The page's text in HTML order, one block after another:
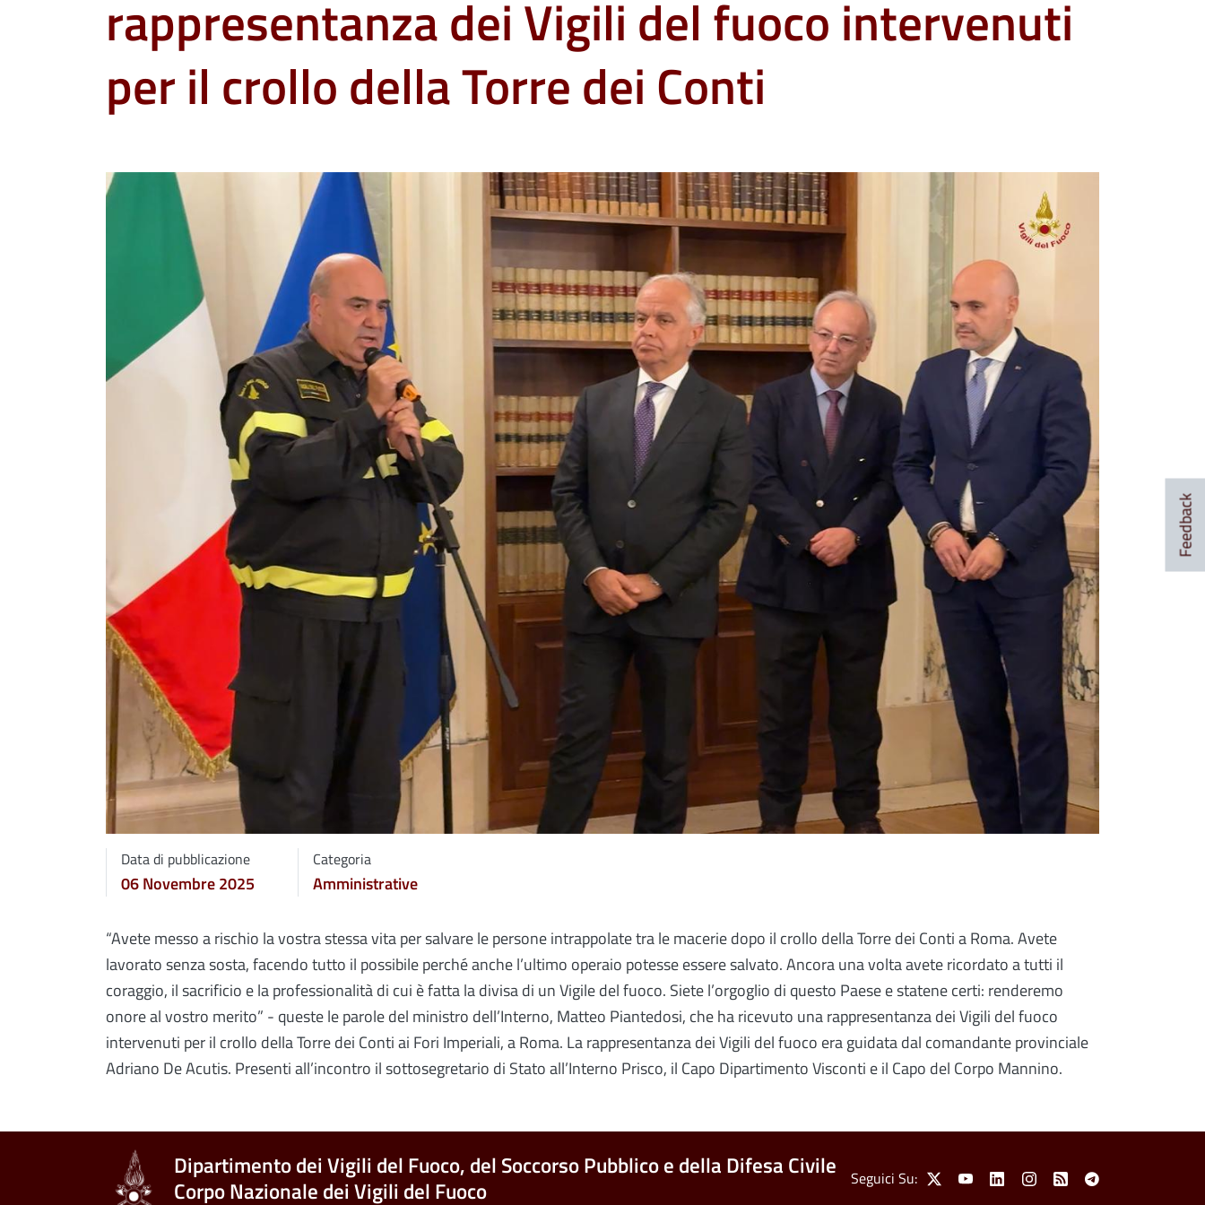
rappresentanza dei Vigili del fuoco intervenuti
per il crollo della Torre dei Conti
Data di pubblicazione
06 Novembre 2025
Categoria
Amministrative
“Avete messo a rischio la vostra stessa vita per salvare le persone intrappolate tra le macerie dopo il crollo della Torre dei Conti a Roma. Avete
lavorato senza sosta, facendo tutto il possibile perché anche l’ultimo operaio potesse essere salvato. Ancora una volta avete ricordato a tutti il
coraggio, il sacrificio e la professionalità di cui è fatta la divisa di un Vigile del fuoco. Siete l’orgoglio di questo Paese e statene certi: renderemo
onore al vostro merito” - queste le parole del ministro dell’Interno, Matteo Piantedosi, che ha ricevuto una rappresentanza dei Vigili del fuoco
intervenuti per il crollo della Torre dei Conti ai Fori Imperiali, a Roma. La rappresentanza dei Vigili del fuoco era guidata dal comandante provinciale
Adriano De Acutis. Presenti all’incontro il sottosegretario di Stato all’Interno Prisco, il Capo Dipartimento Visconti e il Capo del Corpo Mannino.
Feedback
Dipartimento dei Vigili del Fuoco, del Soccorso Pubblico e della Difesa Civile
Corpo Nazionale dei Vigili del Fuoco
Social Menu
Seguici Su: X YoutubeLinkedinInstagram
Feed Telegram